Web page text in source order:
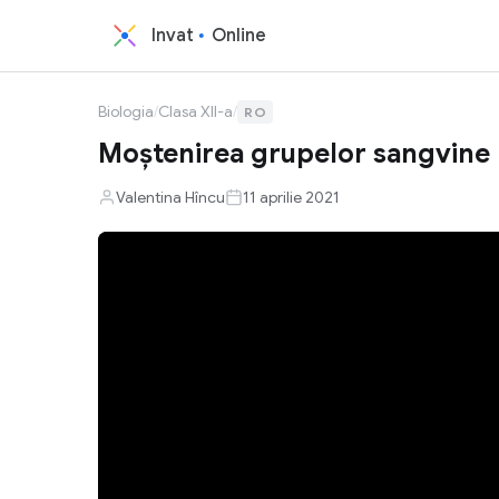
Invat Online
Biologia/Clasa XII-a/ RO
Moștenirea grupelor sangvine
Valentina Hîncu 11 aprilie 2021